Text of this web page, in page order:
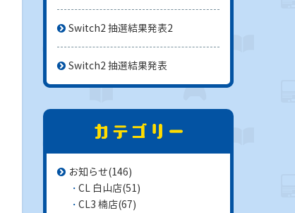
Switch2 抽選結果発表2
Switch2 抽選結果発表
お知らせ(146)
CL 白山店(51)
CL3 楠店(67)